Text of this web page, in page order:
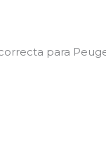
para